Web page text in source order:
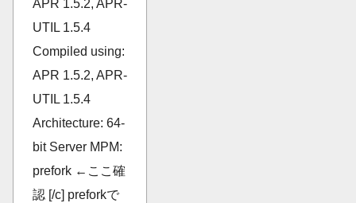
APR 1.5.2, APR-
UTIL 1.5.4
Compiled using:
APR 1.5.2, APR-
UTIL 1.5.4
Architecture: 64-
bit Server MPM:
prefork ←ここ確
認 [/c] preforkで